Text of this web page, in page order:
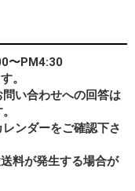
〜PM4:30
。
い合わせへの回答は
ンダーをご確認下さ
料が発生する場合が